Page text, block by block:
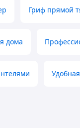
Гриф прямой
дома